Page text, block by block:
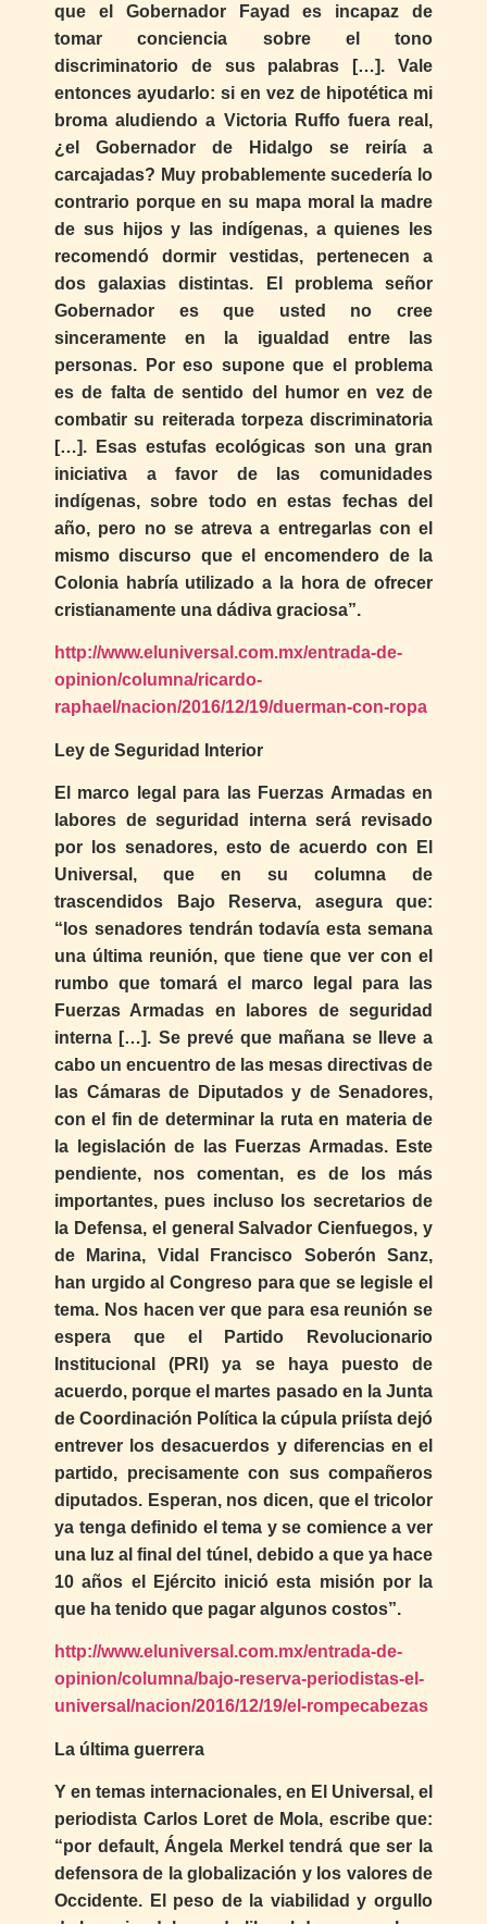
que el Gobernador Fayad es incapaz de
tomar conciencia sobre el tono
discriminatorio de sus palabras […]. Vale
entonces ayudarlo: si en vez de hipotética mi
broma aludiendo a Victoria Ruffo fuera real,
¿el Gobernador de Hidalgo se reiría a
carcajadas? Muy probablemente sucedería lo
contrario porque en su mapa moral la madre
de sus hijos y las indígenas, a quienes les
recomendó dormir vestidas, pertenecen a
dos galaxias distintas. El problema señor
Gobernador es que usted no cree
sinceramente en la igualdad entre las
personas. Por eso supone que el problema
es de falta de sentido del humor en vez de
combatir su reiterada torpeza discriminatoria
[…]. Esas estufas ecológicas son una gran
iniciativa a favor de las comunidades
indígenas, sobre todo en estas fechas del
año, pero no se atreva a entregarlas con el
mismo discurso que el encomendero de la
Colonia habría utilizado a la hora de ofrecer
cristianamente una dádiva graciosa”.
http://www.eluniversal.com.mx/entrada-de-
opinion/columna/ricardo-
raphael/nacion/2016/12/19/duerman-con-ropa
Ley de Seguridad Interior
El marco legal para las Fuerzas Armadas en
labores de seguridad interna será revisado
por los senadores, esto de acuerdo con El
Universal, que en su columna de
trascendidos Bajo Reserva, asegura que:
“los senadores tendrán todavía esta semana
una última reunión, que tiene que ver con el
rumbo que tomará el marco legal para las
Fuerzas Armadas en labores de seguridad
interna […]. Se prevé que mañana se lleve a
cabo un encuentro de las mesas directivas de
las Cámaras de Diputados y de Senadores,
con el fin de determinar la ruta en materia de
la legislación de las Fuerzas Armadas. Este
pendiente, nos comentan, es de los más
importantes, pues incluso los secretarios de
la Defensa, el general Salvador Cienfuegos, y
de Marina, Vidal Francisco Soberón Sanz,
han urgido al Congreso para que se legisle el
tema. Nos hacen ver que para esa reunión se
espera que el Partido Revolucionario
Institucional (PRI) ya se haya puesto de
acuerdo, porque el martes pasado en la Junta
de Coordinación Política la cúpula priísta dejó
entrever los desacuerdos y diferencias en el
partido, precisamente con sus compañeros
diputados. Esperan, nos dicen, que el tricolor
ya tenga definido el tema y se comience a ver
una luz al final del túnel, debido a que ya hace
10 años el Ejército inició esta misión por la
que ha tenido que pagar algunos costos”.
http://www.eluniversal.com.mx/entrada-de-
opinion/columna/bajo-reserva-periodistas-el-
universal/nacion/2016/12/19/el-rompecabezas
La última guerrera
Y en temas internacionales, en El Universal, el
periodista Carlos Loret de Mola, escribe que:
“por default, Ángela Merkel tendrá que ser la
defensora de la globalización y los valores de
Occidente. El peso de la viabilidad y orgullo